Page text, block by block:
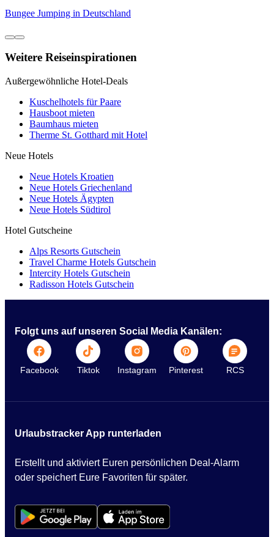
Bungee Jumping in Deutschland
Weitere Reiseinspirationen
Außergewöhnliche Hotel-Deals
Kuschelhotels für Paare
Hausboot mieten
Baumhaus mieten
Therme St. Gotthard mit Hotel
Neue Hotels
Neue Hotels Kroatien
Neue Hotels Griechenland
Neue Hotels Ägypten
Neue Hotels Südtirol
Hotel Gutscheine
Alps Resorts Gutschein
Travel Charme Hotels Gutschein
Intercity Hotels Gutschein
Radisson Hotels Gutschein